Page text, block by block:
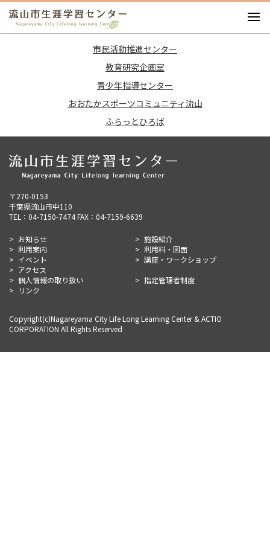
お知らせ
施設紹介
利用案内
利用料・図面
市民活動推進センター
教育研究企画室
青少年指導センター
おおたかスポーツコミュニティ流山
ふらっとひろば
〒270-0153
千葉県流山市中110
TEL：04-7150-7474 FAX：04-7159-6639
お知らせ
施設紹介
利用案内
利用料・図面
イベント
講座・ワークショップ
アクセス
個人情報の取り扱い
指定管理者制度
リンク
Copyright(c)Nagareyama City Life Long Learning Center & ACTIO
CORPORATION All Rights Reserved